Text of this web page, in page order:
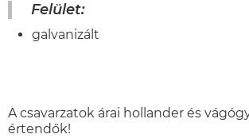
Felület:
galvanizált
A csavarzatok árai hollander és
értendők!